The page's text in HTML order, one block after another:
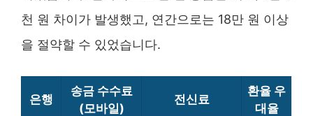
천 원 차이가 발생했고, 연간으로는 18만 원 이상
을 절약할 수 있었습니다.
은행
송금 수수료
(모바일)
전신료
환율 우
대율